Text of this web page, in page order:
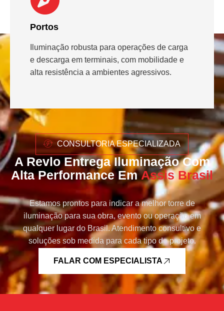
Portos
Iluminação robusta para operações de carga
e descarga em terminais, com mobilidade e
alta resistência a ambientes agressivos.
CONSULTORIA ESPECIALIZADA
A Revlo Entrega Iluminação Com
Alta Performance EmAssis Brasil
Estamos prontos para indicar a melhor torre de
iluminação para sua obra, evento ou operação em
qualquer lugar do Brasil. Atendimento consultivo e
soluções sob medida para cada tipo de projeto.
FALAR COM ESPECIALISTA